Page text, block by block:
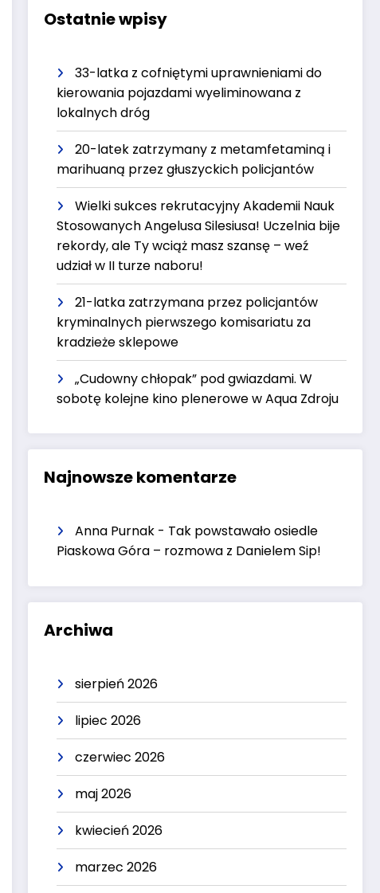
Ostatnie wpisy
33-latka z cofniętymi uprawnieniami do
kierowania pojazdami wyeliminowana z
lokalnych dróg
20-latek zatrzymany z metamfetaminą i
marihuaną przez głuszyckich policjantów
Wielki sukces rekrutacyjny Akademii Nauk
Stosowanych Angelusa Silesiusa! Uczelnia bije
rekordy, ale Ty wciąż masz szansę – weź
udział w II turze naboru!
21-latka zatrzymana przez policjantów
kryminalnych pierwszego komisariatu za
kradzieże sklepowe
„Cudowny chłopak” pod gwiazdami. W
sobotę kolejne kino plenerowe w Aqua Zdroju
Najnowsze komentarze
Anna Purnak - Tak powstawało osiedle
Piaskowa Góra – rozmowa z Danielem Sip!
Archiwa
sierpień 2026
lipiec 2026
czerwiec 2026
maj 2026
kwiecień 2026
marzec 2026